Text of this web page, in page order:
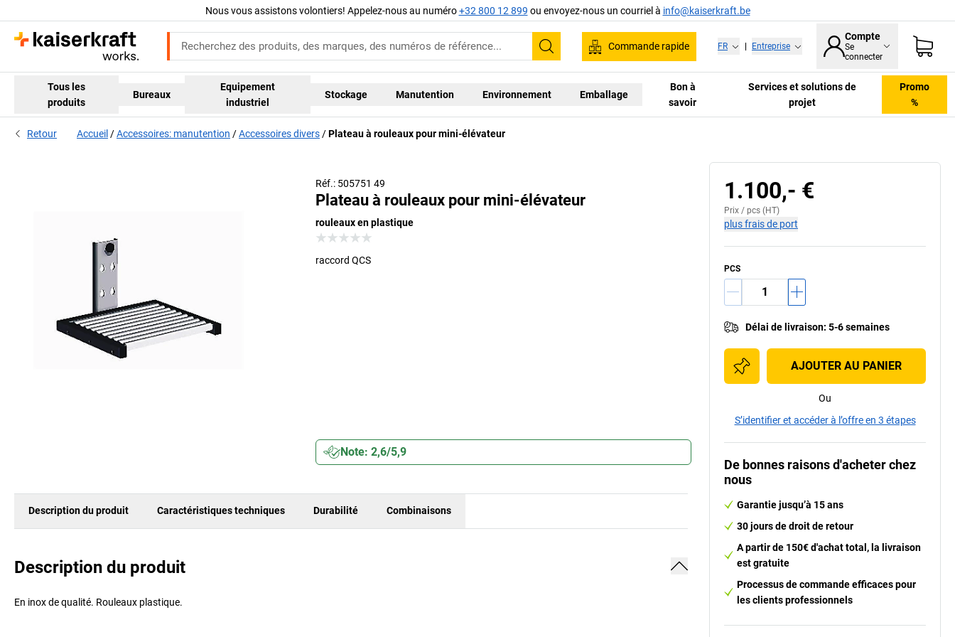
Nous vous assistons volontiers! Appelez-nous au numéro+32 800 12 899 ou envoyez-nous un courriel à info@kaiserkraft.be
Recherche
Commande rapide FR Entreprise
Compte
Se
connecter
Tous les
produits
Bureaux
Equipement
industriel
Stockage Manutention Environnement Emballage
Bon à
savoir
Services et solutions de
projet
Promo
%
Retour Accueil Accessoires: manutention Accessoires divers Plateau à rouleaux pour mini-élévateur
Réf.: 505751 49
Plateau à rouleaux pour mini-élévateur
rouleaux en plastique
raccord QCS
Note: 2,6/5,9
Description du produit Caractéristiques techniques Durabilité Combinaisons
Description du produit
En inox de qualité. Rouleaux plastique.
1.100,- €
Prix / pcs (HT)
plus frais de port
PCS
Délai de livraison: 5-6 semaines
AJOUTER AU PANIER
Ou
S’identifier et accéder à l’offre en 3 étapes
De bonnes raisons d'acheter chez
nous
Garantie jusqu’à 15 ans
30 jours de droit de retour
A partir de 150€ d'achat total, la livraison
est gratuite
Processus de commande efficaces pour
les clients professionnels